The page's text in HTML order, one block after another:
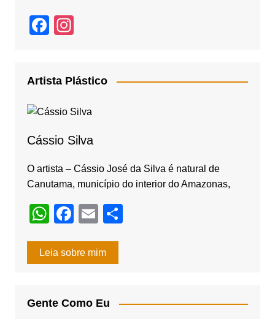
F
e
o
k
gr
a
Artista Plástico
Cássio Silva
O artista – Cássio José da Silva é natural de
Canutama, município do interior do Amazonas,
W
at
p
F
c
o
E
ail
Leia sobre mim
Gente Como Eu